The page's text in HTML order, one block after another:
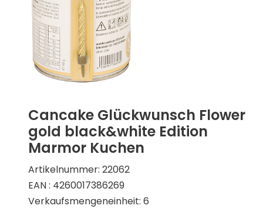
Cancake Glückwunsch Flower
gold black&white Edition
Marmor Kuchen
Artikelnummer: 22062
EAN : 4260017386269
Verkaufsmengeneinheit: 6